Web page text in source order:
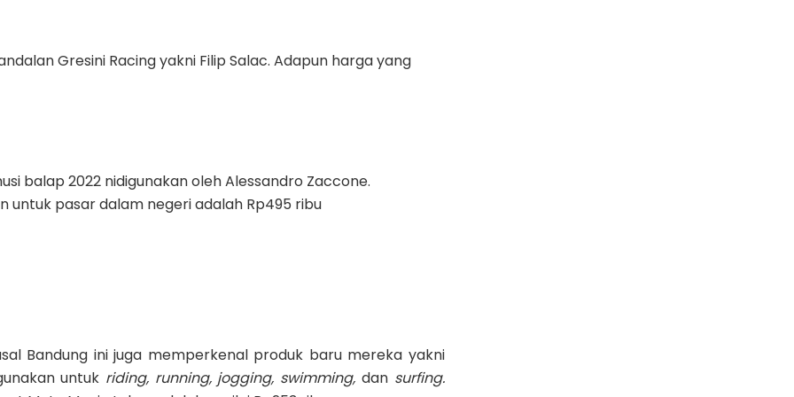
Gresini Racing yakni Filip Salac. Adapun harga yang
balap 2022 nidigunakan oleh Alessandro Zaccone.
untuk pasar dalam negeri adalah Rp495 ribu
Bandung ini juga memperkenal produk baru mereka yakni
untuk riding, running, jogging, swimming, dan surfing.